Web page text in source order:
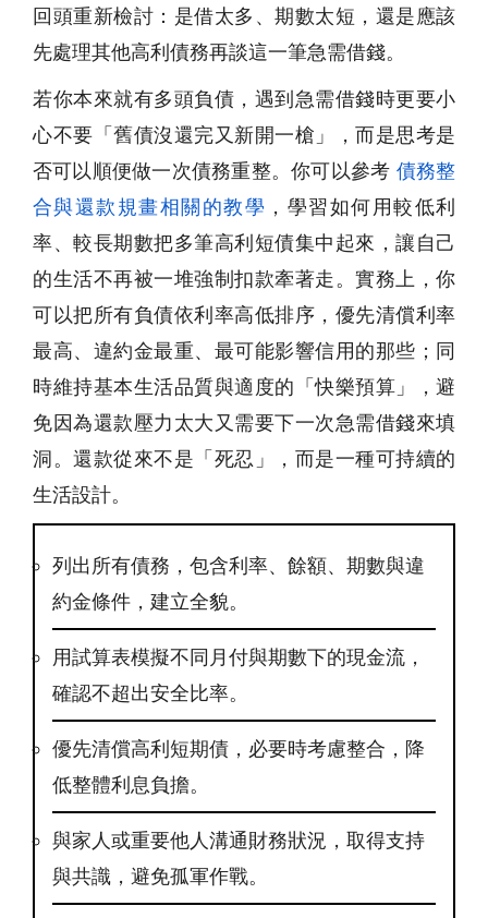
回頭重新檢討：是借太多、期數太短，還是應該
先處理其他高利債務再談這一筆急需借錢。
若你本來就有多頭負債，遇到急需借錢時更要小
心不要「舊債沒還完又新開一槍」，而是思考是
否可以順便做一次債務重整。你可以參考 債務整
合與還款規畫相關的教學 ，學習如何用較低利
率、較長期數把多筆高利短債集中起來，讓自己
的生活不再被一堆強制扣款牽著走。實務上，你
可以把所有負債依利率高低排序，優先清償利率
最高、違約金最重、最可能影響信用的那些；同
時維持基本生活品質與適度的「快樂預算」，避
免因為還款壓力太大又需要下一次急需借錢來填
洞。還款從來不是「死忍」，而是一種可持續的
生活設計。
列出所有債務，包含利率、餘額、期數與違
約金條件，建立全貌。
用試算表模擬不同月付與期數下的現金流，
確認不超出安全比率。
優先清償高利短期債，必要時考慮整合，降
低整體利息負擔。
與家人或重要他人溝通財務狀況，取得支持
與共識，避免孤軍作戰。